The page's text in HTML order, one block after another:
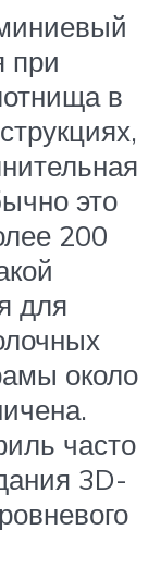
при
в
это
200
для
около
часто
3D-